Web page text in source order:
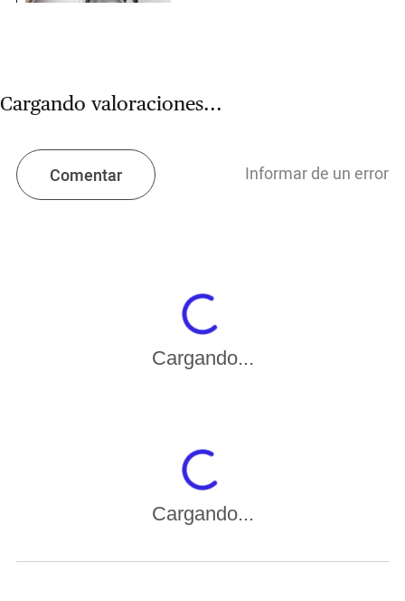
Cargando valoraciones...
Comentar Informar de un error
Cargando...
Cargando...